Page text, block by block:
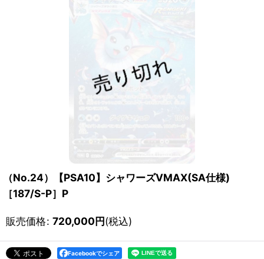
（No.24）【PSA10】シャワーズVMAX(SA仕様)
［187/S-P］P
販売価格: 720,000円(税込)
Facebookでシェア